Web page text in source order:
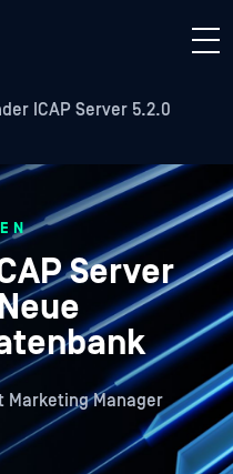
ICAP Server 5.2.0
Server
Marketing Manager